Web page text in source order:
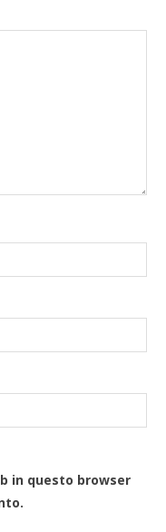
in questo browser